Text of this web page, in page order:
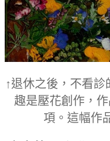
↑退休之後，不看
趣是壓花創作，
項。這幅作